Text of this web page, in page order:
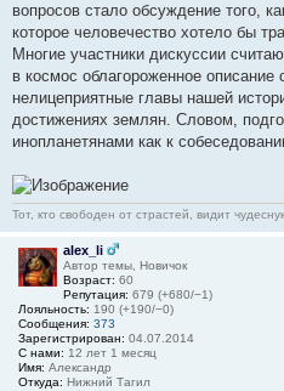
вопросов стало обсуждение того,
которое человечество хотело бы
Многие участники дискуссии
в космос облагороженное описание
нелицеприятные главы нашей
достижениях землян. Словом,
инопланетянами как к
Тот, кто свободен от страстей, видит
alex_li
Автор темы, Новичок
Возраст: 60
Репутация: 679 (+680/−1)
Лояльность: 190 (+190/−0)
Сообщения: 373
Зарегистрирован: 04.07.2014
С нами: 12 лет 1 месяц
Имя: Александр
Откуда: Нижний Тагил